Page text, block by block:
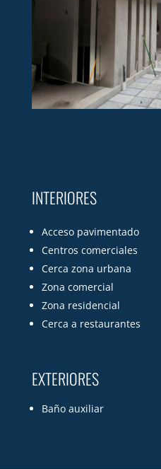
INTERIORES
Acceso pavimentado
Centros comerciales
Cerca zona urbana
Zona comercial
Zona residencial
Cerca a restaurantes
EXTERIORES
Baño auxiliar